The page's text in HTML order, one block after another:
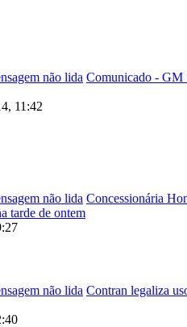
Comunicado - GM
11:42
Concessionária
tarde de ontem
Contran legaliza